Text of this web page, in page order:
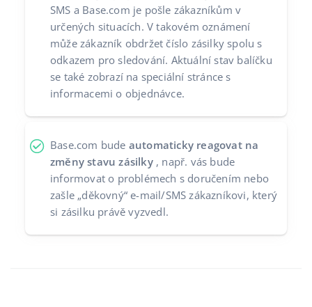
SMS a Base.com je pošle zákazníkům v
určených situacích. V takovém oznámení
může zákazník obdržet číslo zásilky spolu s
odkazem pro sledování. Aktuální stav balíčku
se také zobrazí na speciální stránce s
informacemi o objednávce.
Base.com bude automaticky reagovat na
změny stavu zásilky, např. vás bude
informovat o problémech s doručením nebo
zašle „děkovný“ e-mail/SMS zákazníkovi, který
si zásilku právě vyzvedl.